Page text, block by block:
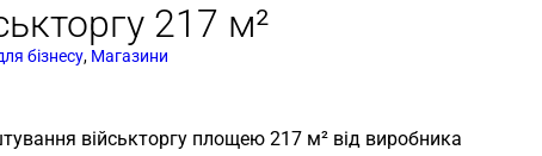
217 м²
бізнесу, Магазини
військторгу площею 217 м² від виробника